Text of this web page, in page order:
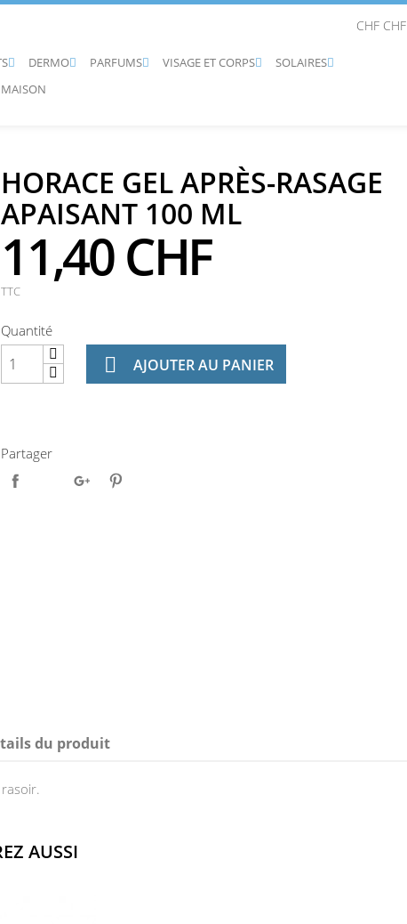
CHF CHF
 
DERMO 
PARFUMS 
VISAGE ET CORPS 
SOLAIRES
HORACE GEL APRÈS-RASAGE
APAISANT 100 ML
11,40 CHF
TTC
Quantité
 AJOUTER AU PANIER
Partager
du produit
AUSSI